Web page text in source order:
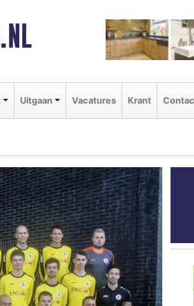
Uitgaan Vacatures Krant